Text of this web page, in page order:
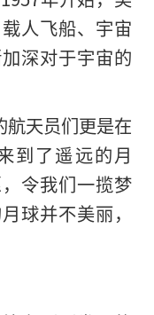
人飞船、宇宙
深对于宇宙的
航天员们更是在
到了遥远的月
令我们一揽梦
球并不美丽，